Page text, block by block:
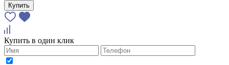
Купить
Купить в один клик